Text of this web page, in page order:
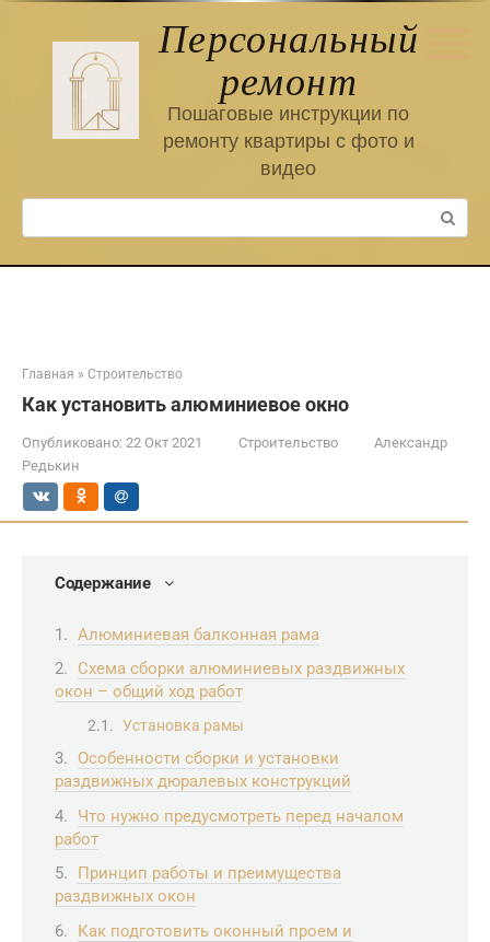
Персональный
ремонт
Пошаговые инструкции по
ремонту квартиры с фото и
видео
Поиск:
Главная » Строительство
Как установить алюминиевое окно
Опубликовано: 22 Окт 2021 Строительство
Александр
Редькин
Содержание
Алюминиевая балконная рама
Схема сборки алюминиевых раздвижных
окон – общий ход работ
Установка рамы
Особенности сборки и установки
раздвижных дюралевых конструкций
Что нужно предусмотреть перед началом
работ
Принцип работы и преимущества
раздвижных окон
Как подготовить оконный проем и